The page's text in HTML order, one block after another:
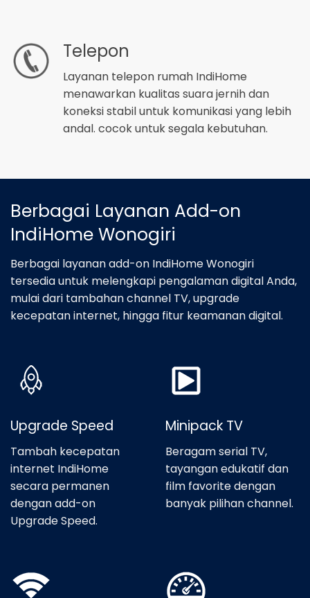
Telepon
Layanan telepon rumah IndiHome
menawarkan kualitas suara jernih dan
koneksi stabil untuk komunikasi yang lebih
andal. cocok untuk segala kebutuhan.
Berbagai Layanan Add-on
IndiHome Wonogiri
Berbagai layanan add-on IndiHome Wonogiri
tersedia untuk melengkapi pengalaman digital Anda,
mulai dari tambahan channel TV, upgrade
kecepatan internet, hingga fitur keamanan digital.
Upgrade Speed
Tambah kecepatan
internet IndiHome
secara permanen
dengan add-on
Upgrade Speed.
Minipack TV
Beragam serial TV,
tayangan edukatif dan
film favorite dengan
banyak pilihan channel.